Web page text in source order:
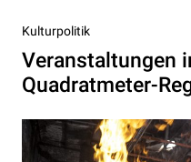
Vorheriger
Beitrag
Kulturpolitik
Veranstaltungen
Quadratmeter-